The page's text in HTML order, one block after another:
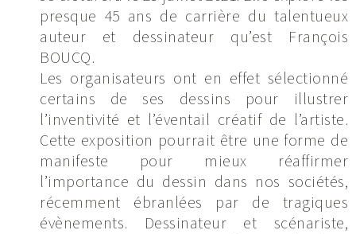
presque 45 ans de carrière du talentueux
auteur et dessinateur qu’est François
BOUCQ.
Les organisateurs ont en effet sélectionné
certains de ses dessins pour illustrer
l’inventivité et l’éventail créatif de l’artiste.
Cette exposition pourrait être une forme de
manifeste pour mieux réaffirmer
l’importance du dessin dans nos sociétés,
récemment ébranlées par de tragiques
évènements. Dessinateur et scénariste,